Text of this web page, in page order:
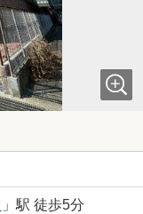
」駅 徒歩5分